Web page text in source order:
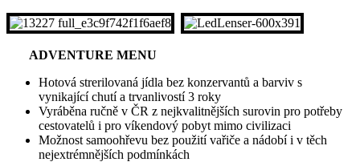
ADVENTURE MENU
Hotová strerilovaná jídla bez konzervantů a barviv s
vynikající chutí a trvanlivostí 3 roky
Vyráběna ručně v ČR z nejkvalitnějších surovin pro potřeby
cestovatelů i pro víkendový pobyt mimo civilizaci
Možnost samoohřevu bez použití vařiče a nádobí i v těch
nejextrémnějších podmínkách